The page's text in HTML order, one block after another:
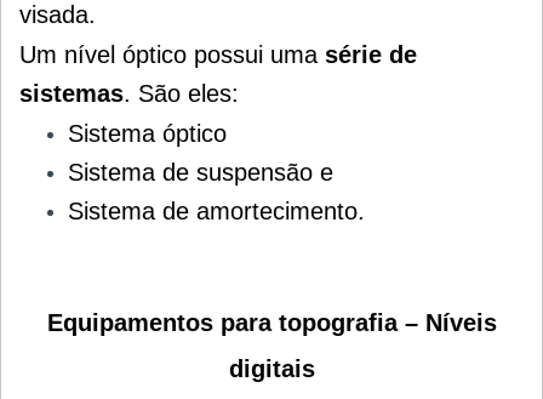
visada.
Um nível óptico possui uma série de
sistemas. São eles:
Sistema óptico
Sistema de suspensão e
Sistema de amortecimento.
Equipamentos para topografia – Níveis
digitais